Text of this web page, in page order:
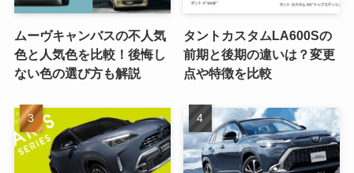
ムーヴキャンバスの不人気
色と人気色を比較！後悔し
ない色の選び方も解説
タントカスタムLA600Sの
前期と後期の違いは？変更
点や特徴を比較